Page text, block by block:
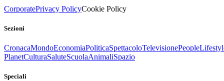
CorporatePrivacy PolicyCookie Policy
Sezioni
CronacaMondoEconomiaPoliticaSpettacoloTelevisionePeople
PlanetCulturaSaluteScuolaAnimaliSpazio
Speciali